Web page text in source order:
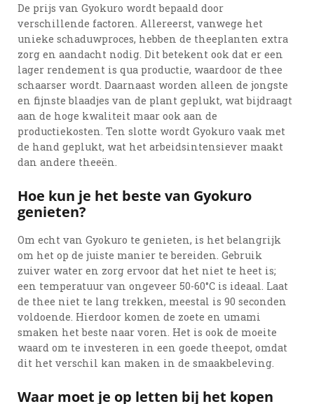
De prijs van Gyokuro wordt bepaald door
verschillende factoren. Allereerst, vanwege het
unieke schaduwproces, hebben de theeplanten extra
zorg en aandacht nodig. Dit betekent ook dat er een
lager rendement is qua productie, waardoor de thee
schaarser wordt. Daarnaast worden alleen de jongste
en fijnste blaadjes van de plant geplukt, wat bijdraagt
aan de hoge kwaliteit maar ook aan de
productiekosten. Ten slotte wordt Gyokuro vaak met
de hand geplukt, wat het arbeidsintensiever maakt
dan andere theeën.
Hoe kun je het beste van Gyokuro
genieten?
Om echt van Gyokuro te genieten, is het belangrijk
om het op de juiste manier te bereiden. Gebruik
zuiver water en zorg ervoor dat het niet te heet is;
een temperatuur van ongeveer 50-60°C is ideaal. Laat
de thee niet te lang trekken, meestal is 90 seconden
voldoende. Hierdoor komen de zoete en umami
smaken het beste naar voren. Het is ook de moeite
waard om te investeren in een goede theepot, omdat
dit het verschil kan maken in de smaakbeleving.
Waar moet je op letten bij het kopen